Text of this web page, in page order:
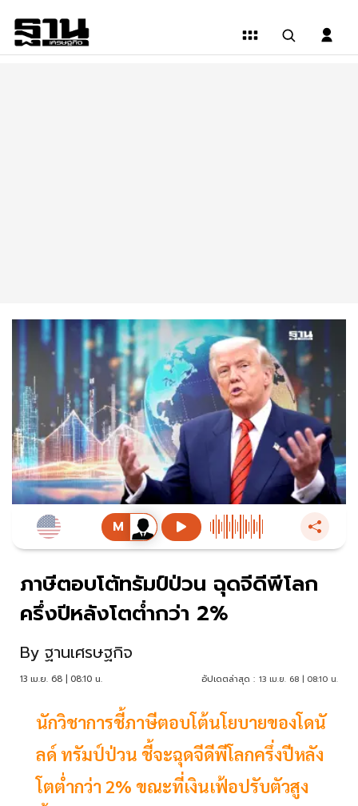
ภาษีตอบโต้ทรัมป์ป่วน ฉุดจีดีพีโลก
ครึ่งปีหลังโตต่ำกว่า 2%
By ฐานเศรษฐกิจ
13 เม.ย. 68 | 08:10 น. อัปเดตล่าสุด : 13 เม.ย. 68 | 08:10 น.
นักวิชาการชี้ภาษีตอบโต้นโยบายของโดนั
ลด์ ทรัมป์ป่วน ชี้จะฉุดจีดีพีโลกครึ่งปีหลัง
โตต่ำกว่า 2% ขณะที่เงินเฟ้อปรับตัวสูง